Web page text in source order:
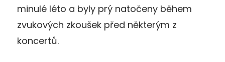
minulé léto a byly prý natočeny během
zvukových zkoušek před některým z
koncertů.